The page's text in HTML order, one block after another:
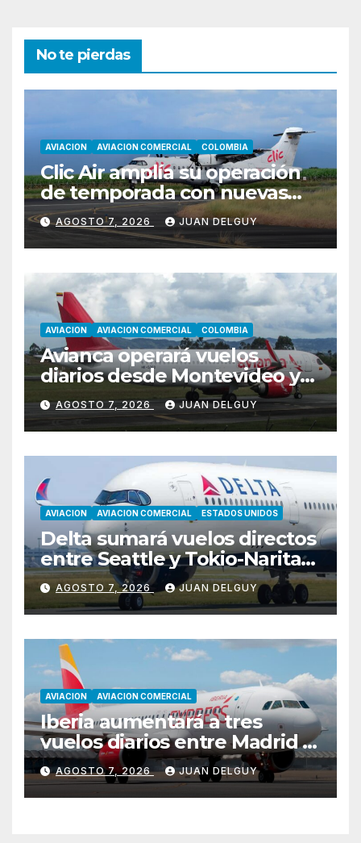
No te pierdas
AVIACION AVIACION COMERCIAL COLOMBIA
Clic Air amplía su operación
de temporada con nuevas
rutas hacia Cartagena y Tolú
AGOSTO 7, 2026 JUAN DELGUY
AVIACION AVIACION COMERCIAL COLOMBIA
Avianca operará vuelos
diarios desde Montevideo y
Asunción hacia Bogotá
AGOSTO 7, 2026 JUAN DELGUY
AVIACION AVIACION COMERCIAL ESTADOS UNIDOS
Delta sumará vuelos directos
entre Seattle y Tokio-Narita
desde marzo de 2027
AGOSTO 7, 2026 JUAN DELGUY
AVIACION AVIACION COMERCIAL
Iberia aumentará a tres
vuelos diarios entre Madrid y
Menorca durante el invierno
AGOSTO 7, 2026 JUAN DELGUY